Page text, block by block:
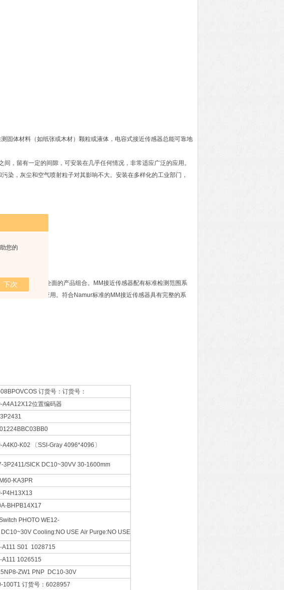
您的
固体材料（如纸张或木材）颗粒或液体，电容式接近传感器总能可靠地
，留有一定的间隙，可安装在几乎任何情况，非常适应广泛的应用。
染，灰尘和空气喷射粒子对其影响不大。安装在多样化的工业部门，
MQ）系列提供全面的产品组合。MM接近传感器配有标准检测范围系
器开拓全新的应用。符合Namur标准的MM接近传感器具有完整的系
08BPOVCOS 订货号：订货号：
A4A12X12位置编码器
A4K0-K02 〔SSI-Gray 4096*4096〕
3P2411/SICK DC10~30VV 30-1600mm
KA3PR
P4H13X13
BHPB14X17
PHOTO WE12-
Cooling:NO USE Air Purge:NO USE
A111 S01 1028715
A111 1026515
ZW1 PNP DC10-30V
100T1 订货号：6028957